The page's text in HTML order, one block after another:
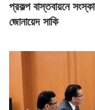
প্রকল্প বাস্তবায়নে
জোনায়েদ সাকি